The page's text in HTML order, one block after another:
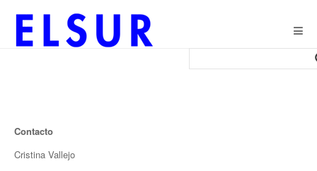
Contacto
Cristina Vallejo